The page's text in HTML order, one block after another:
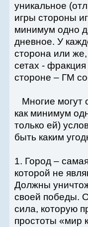
уникальное
игры стороны
минимум одно
дневное. У
сторона или
сетах -
стороне – ГМ
Многие могут
как минимум
только ей)
быть каким
1. Город –
которой не
Должны
своей победы.
сила, которую
простоты «мир